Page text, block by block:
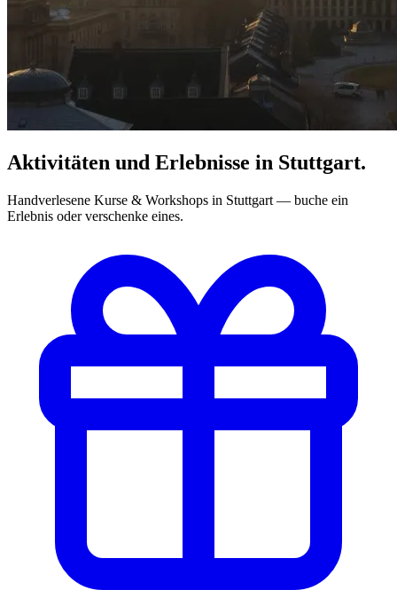
Aktivitäten und Erlebnisse in Stuttgart.
Handverlesene Kurse & Workshops in Stuttgart — buche ein
Erlebnis oder verschenke eines.